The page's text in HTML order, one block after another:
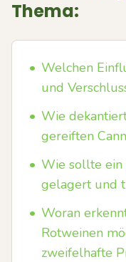
Thema:
• Welchen
und
• Wie
gereiften
• Wie sollte ein
gelagert und
• Woran
Rotweinen
zweifelhafte